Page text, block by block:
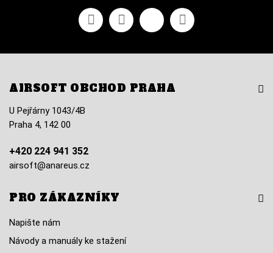
FacebookYouTubeVimeo Instagram
AIRSOFT OBCHOD PRAHA
U Pejřárny 1043/4B
Praha 4, 142 00
+420 224 941 352
airsoft@anareus.cz
PRO ZÁKAZNÍKY
Napište nám
Návody a manuály ke stažení